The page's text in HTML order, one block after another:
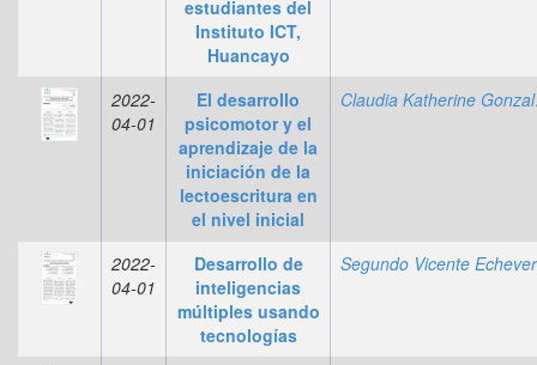
estudiantes del
Instituto ICT,
Huancayo
2022-
04-01
El desarrollo
psicomotor y el
aprendizaje de la
iniciación de la
lectoescritura en
el nivel inicial
2022-
04-01
Desarrollo de
inteligencias
múltiples usando
tecnologías